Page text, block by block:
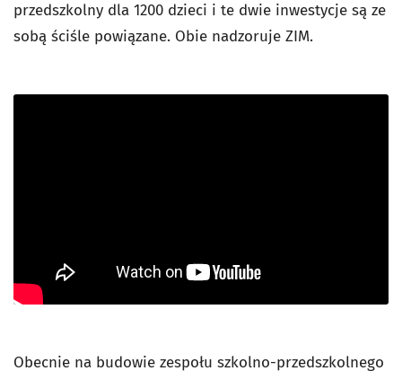
przedszkolny dla 1200 dzieci i te dwie inwestycje są ze
sobą ściśle powiązane. Obie nadzoruje ZIM.
Obecnie na budowie zespołu szkolno-przedszkolnego